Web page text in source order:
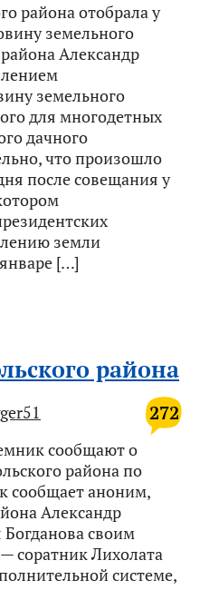
района отобрала у
земельного
Александр
земельного
для многодетных
дачного
что произошло
после совещания у
земли
[…]
района
272
сообщают о
района по
сообщает аноним,
Александр
своим
соратник Лихолата
системе,